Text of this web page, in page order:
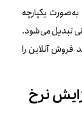
یکپارچه
تبدیل می‌شود.
فروش آنلاین را
نرخ